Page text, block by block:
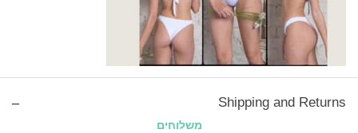
Shipping and Returns
משלוחים